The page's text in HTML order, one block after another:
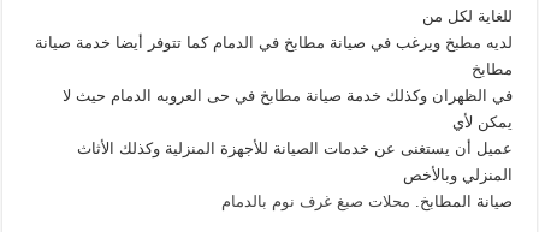
للغاية لكل من
لديه مطبخ ويرغب في صيانة مطابخ في الدمام كما تتوفر أيضا خدمة صيانة
مطابخ
في الظهران وكذلك خدمة صيانة مطابخ في حى العروبه الدمام حيث لا
يمكن لأي
عميل أن يستغنى عن خدمات الصيانة للأجهزة المنزلية وكذلك الأثاث
المنزلي وبالأخص
صيانة المطابخ. محلات صبغ غرف نوم بالدمام